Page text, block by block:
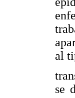
al
se